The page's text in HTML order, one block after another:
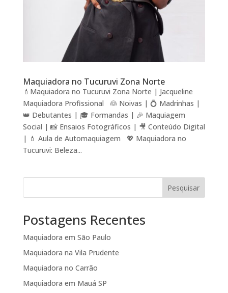
Maquiadora no Tucuruvi Zona Norte
💄Maquiadora no Tucuruvi Zona Norte | Jacqueline
Maquiadora Profissional 👰 Noivas | 💍 Madrinhas |
👑 Debutantes | 🎓 Formandas | 🎉 Maquiagem
Social | 📸 Ensaios Fotográficos | 🎥 Conteúdo Digital
| 💄 Aula de Automaquiagem 💖 Maquiadora no
Tucuruvi: Beleza...
Pesquisar
Postagens Recentes
Maquiadora em São Paulo
Maquiadora na Vila Prudente
Maquiadora no Carrão
Maquiadora em Mauá SP